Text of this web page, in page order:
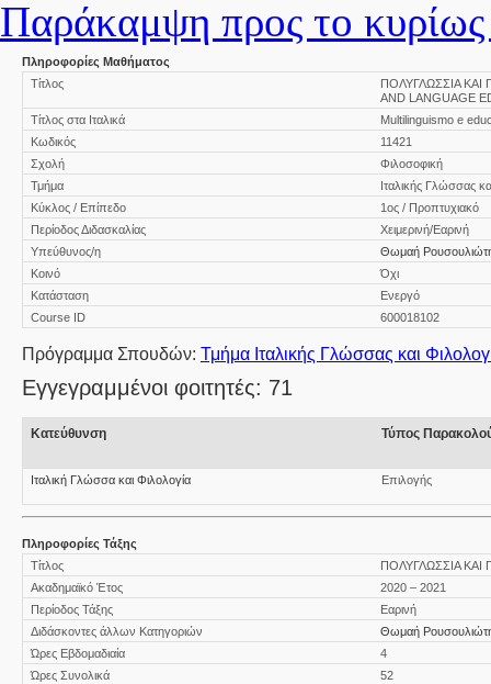
Παράκαμψη προς το κυρίως
Πληροφορίες Μαθήματος
Τίτλος
ΠΟΛΥΓΛΩΣΣΙΑ ΚΑΙ
AND LANGUAGE
Τίτλος στα Ιταλικά
Multilinguismo e
Κωδικός
11421
Σχολή
Φιλοσοφική
Τμήμα
Ιταλικής Γλώσσας
Κύκλος / Επίπεδο
1ος / Προπτυχιακό
Περίοδος Διδασκαλίας
Χειμερινή/Εαρινή
Υπεύθυνος/η
Θωμαή
Κοινό
Όχι
Κατάσταση
Ενεργό
Course ID
600018102
Πρόγραμμα Σπουδών: Τμήμα Ιταλικής Γλώσσας και
Εγγεγραμμένοι φοιτητές: 71
Κατεύθυνση Τύπος
Ιταλική Γλώσσα και Φιλολογία Επιλογής
Πληροφορίες Τάξης
Τίτλος
ΠΟΛΥΓΛΩΣΣΙΑ ΚΑΙ
Ακαδημαϊκό Έτος
2020 – 2021
Περίοδος Τάξης
Εαρινή
Διδάσκοντες άλλων Κατηγοριών
Θωμαή
Ώρες Εβδομαδιαία
4
Ώρες Συνολικά
52